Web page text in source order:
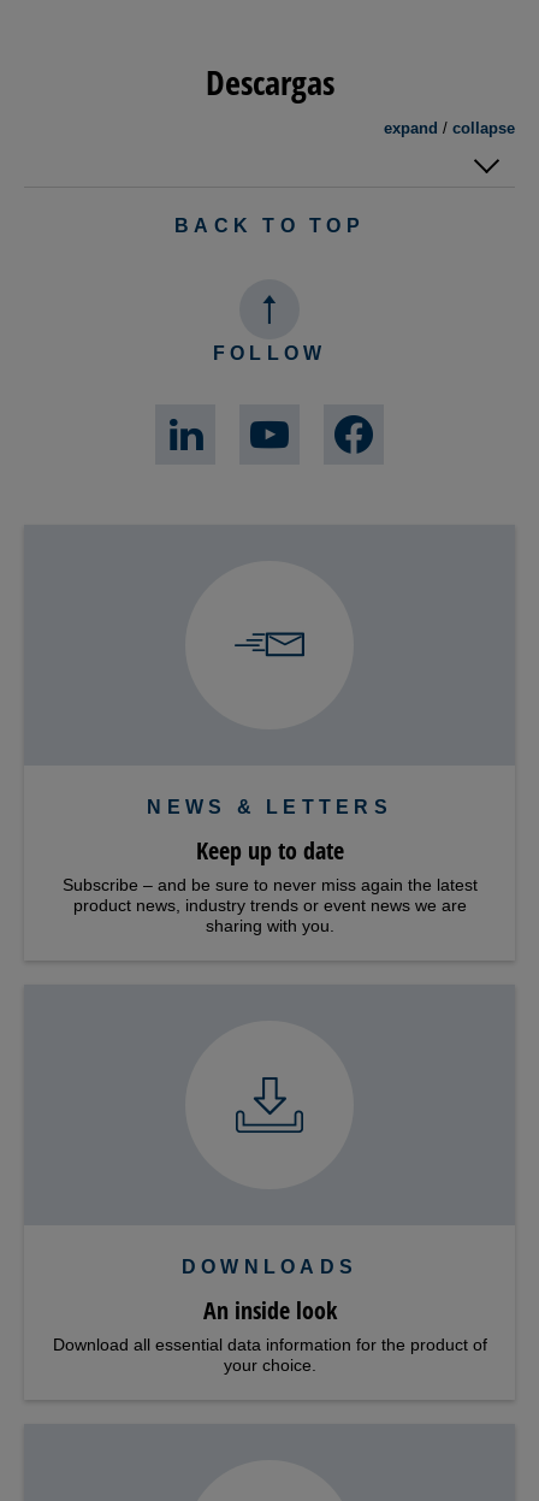
Descargas
expand / collapse
BACK TO TOP
FOLLOW
NEWS & LETTERS
Keep up to date
Subscribe – and be sure to never miss again the latest
product news, industry trends or event news we are
sharing with you.
DOWNLOADS
An inside look
Download all essential data information for the product of
your choice.